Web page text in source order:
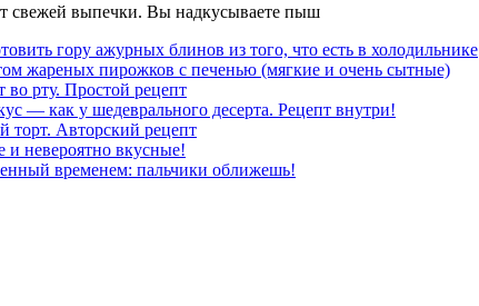
свежей выпечки. Вы надкусываете пыш
гору ажурных блинов из того, что есть в холодильнике
жареных пирожков с печенью (мягкие и очень сытные)
во рту. Простой рецепт
— как у шедеврального десерта. Рецепт внутри!
торт. Авторский рецепт
невероятно вкусные!
временем: пальчики оближешь!